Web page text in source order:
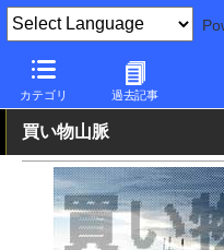
カテゴリ 過去記事
PC Watch 半導体/周辺機器
買い物山脈